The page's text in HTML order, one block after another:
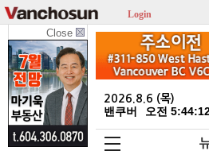
Login
Close
2026.8.6 (목)
밴쿠버 오전